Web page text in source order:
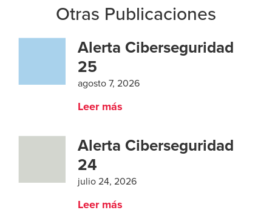
Otras Publicaciones
Alerta Ciberseguridad
25
agosto 7, 2026
Leer más
Alerta Ciberseguridad
24
julio 24, 2026
Leer más